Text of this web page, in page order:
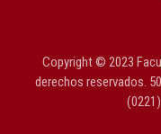
Copyright © 2023
derechos reservados.